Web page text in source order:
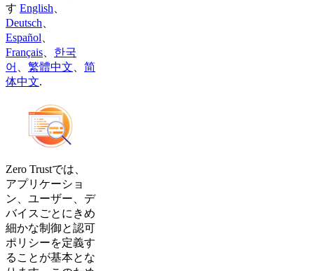
す English
Deutsch
Español
Français
한국
어
繁體中文
简
体中文.
Zero Trustでは、
アプリケーショ
ン、ユーザー、デ
バイスごとにきめ
細かな制御と認可
ポリシーを定義す
ることが基本とな